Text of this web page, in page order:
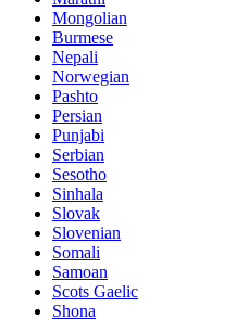
Mongolian
Burmese
Nepali
Norwegian
Pashto
Persian
Punjabi
Serbian
Sesotho
Sinhala
Slovak
Slovenian
Somali
Samoan
Scots Gaelic
Shona